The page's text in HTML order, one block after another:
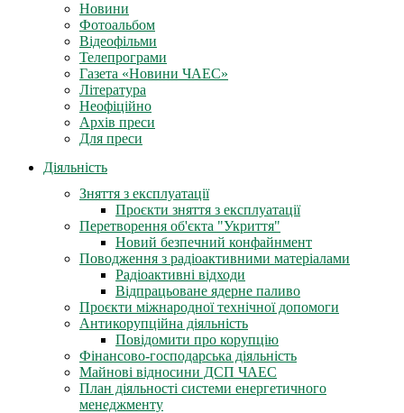
Новини
Фотоальбом
Відеофільми
Телепрограми
Газета «Новини ЧАЕС»
Література
Неофіційно
Архів преси
Для преси
Діяльність
Зняття з експлуатації
Проєкти зняття з експлуатації
Перетворення об'єкта "Укриття"
Новий безпечний конфайнмент
Поводження з радіоактивними матеріалами
Радіоактивні відходи
Відпрацьоване ядерне паливо
Проєкти міжнародної технічної допомоги
Антикорупційна діяльність
Повідомити про корупцію
Фінансово-господарська діяльність
Майнові відносини ДСП ЧАЕС
План діяльності системи енергетичного
менеджменту